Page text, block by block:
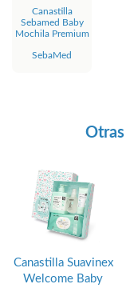
Canastilla
Sebamed Baby
Mochila Premium
SebaMed
Canastilla Suavinex
Welcome Baby